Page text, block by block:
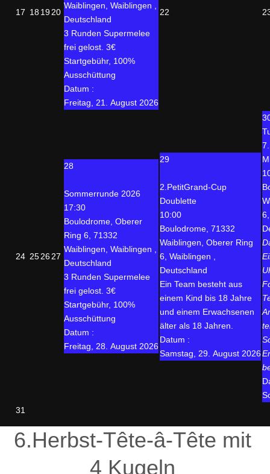
17 18 1920
Waiblingen, Waiblingen ,
Deutschland
3 Runden Supermelee
frei gelost. 3€
Startgebühr, 100%
Ausschüttung
Datum :
Freitag, 21. August 2026
22
24 252627
28
Sommerrunde 2026
17:30
Boulodrome, Oberer
Ring 6, 71332
Waiblingen, Waiblingen ,
Deutschland
3 Runden Supermelee
frei gelost. 3€
Startgebühr, 100%
Ausschüttung
Datum :
Freitag, 28. August 2026
29
2.PetitGrand-Cup
Doublette
10:00
Boulodrome, 71332
Waiblingen, Oberer Ring
6, Waiblingen ,
Deutschland
Ein Team besteht aus
einem Kind bis 18 Jahre
und einem Erwachsenen
älter als 18 Jahren.
Datum :
Samstag, 29. August 2026
31
6.Herbst-Tête-â-Tête mit
4 Kugeln